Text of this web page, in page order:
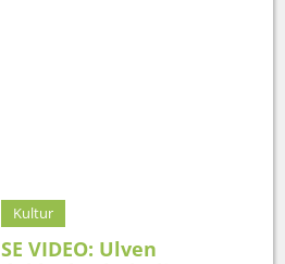
Kultur
SE VIDEO: Ulven